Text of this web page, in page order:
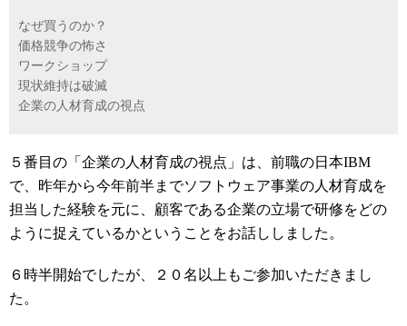
なぜ買うのか？
価格競争の怖さ
ワークショップ
現状維持は破滅
企業の人材育成の視点
５番目の「企業の人材育成の視点」は、前職の日本IBM
で、昨年から今年前半までソフトウェア事業の人材育成を
担当した経験を元に、顧客である企業の立場で研修をどの
ように捉えているかということをお話ししました。
６時半開始でしたが、２０名以上もご参加いただきまし
た。